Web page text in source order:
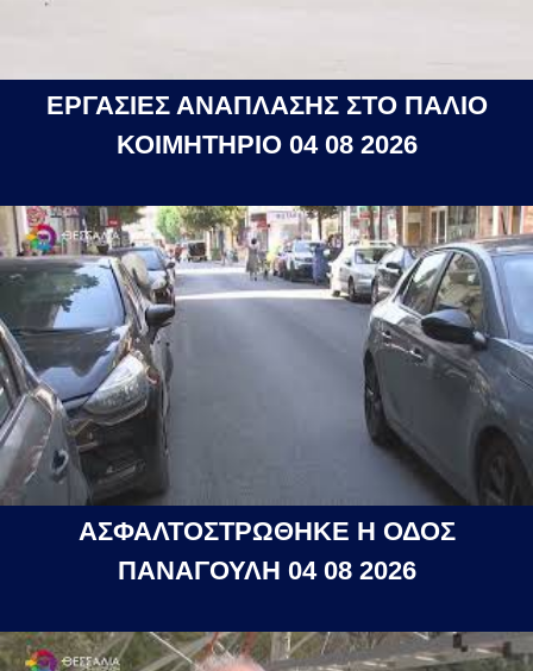
ΕΡΓΑΣΙΕΣ ΑΝΑΠΛΑΣΗΣ ΣΤΟ ΠΑΛΙΟ
ΚΟΙΜΗΤΗΡΙΟ 04 08 2026
ΑΣΦΑΛΤΟΣΤΡΩΘΗΚΕ Η ΟΔΟΣ
ΠΑΝΑΓΟΥΛΗ 04 08 2026